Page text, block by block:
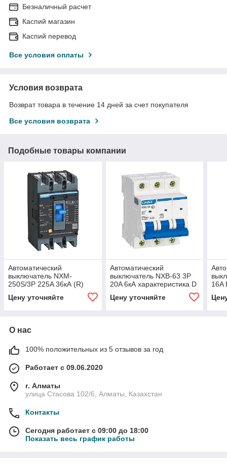
Безналичный расчет
Каспий магазин
Каспий перевод
Все условия оплаты
Условия возврата
Возврат товара в течение 14 дней за счет покупателя
Все условия возврата
Подобные товары компании
Автоматический
выключатель NXM-
250S/3Р 225A 36кА (R)
Цену уточняйте
Автоматический
выключатель NXB-63 3P
20A 6кА характеристика D
Цену уточняйте
16A
О нас
100% положительных из 5 отзывов за год
Работает с 09.06.2020
г. Алматы
улица Стасова 102/6, Алматы, Казахстан
Контакты
Сегодня работает с 09:00 до 18:00
Показать весь график работы